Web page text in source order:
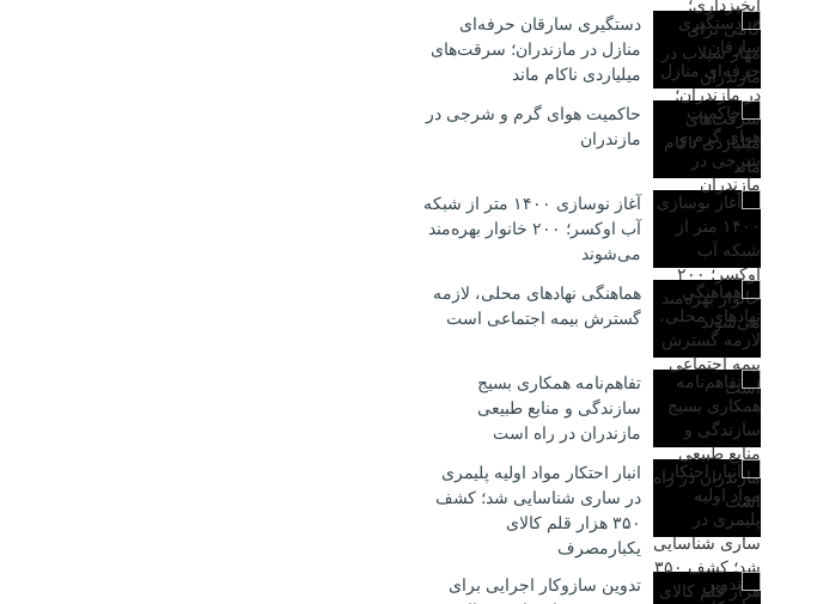
دستگیری سارقان حرفه‌ای
منازل در مازندران؛ سرقت‌های
میلیاردی ناکام ماند
حاکمیت هوای گرم و شرجی در
مازندران
آغاز نوسازی ۱۴۰۰ متر از شبکه
آب اوکسر؛ ۲۰۰ خانوار بهره‌مند
می‌شوند
هماهنگی نهادهای محلی، لازمه
گسترش بیمه اجتماعی است
تفاهم‌نامه همکاری بسیج
سازندگی و منابع طبیعی
مازندران در راه است
انبار احتکار مواد اولیه پلیمری
در ساری شناسایی شد؛ کشف
۳۵۰ هزار قلم کالای
یکبارمصرف
تدوین سازوکار اجرایی برای